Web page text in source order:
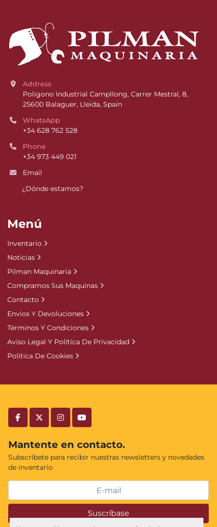
facebooktwitterinstagramyoutube
Mantente en contacto.
Subscríbete para recibir nuestras newsletters y novedades
de inventario
Suscríbase
Address
Poligono Industrial Campllong, Carrer Mestral, 8,
25600 Balaguer, Lleida, Spain
WhatsApp
+34 628 762 528
Phone
+34 973 449 021
Email
¿Dónde estamos?
Menú
Inventario
Noticias
Pilman Maquinaria
Compramos Sus Maquinas
Contacto
Envíos Y Devoluciones
Términos Y Condiciones
Aviso Legal Y Política De Privacidad
Política De Cookies